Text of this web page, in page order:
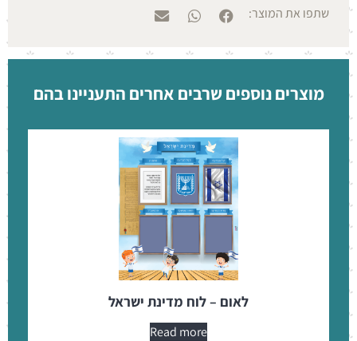
שתפו את המוצר:
מוצרים נוספים שרבים אחרים התעניינו בהם
לאום – לוח מדינת ישראל
Read more